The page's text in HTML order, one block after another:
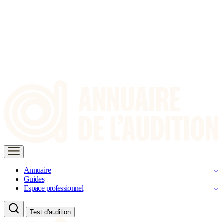
Annuaire
Guides
Espace professionnel
Test d'audition